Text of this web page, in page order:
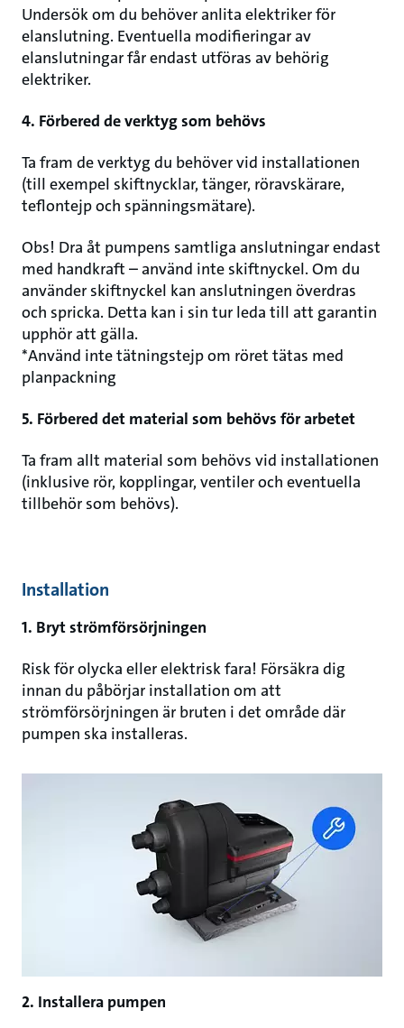
Undersök om du behöver anlita elektriker för
elanslutning. Eventuella modifieringar av
elanslutningar får endast utföras av behörig
elektriker.
4. Förbered de verktyg som behövs
Ta fram de verktyg du behöver vid installationen
(till exempel skiftnycklar, tänger, röravskärare,
teflontejp och spänningsmätare).
Obs! Dra åt pumpens samtliga anslutningar endast
med handkraft – använd inte skiftnyckel. Om du
använder skiftnyckel kan anslutningen överdras
och spricka. Detta kan i sin tur leda till att garantin
upphör att gälla.
*Använd inte tätningstejp om röret tätas med
planpackning
5. Förbered det material som behövs för arbetet
Ta fram allt material som behövs vid installationen
(inklusive rör, kopplingar, ventiler och eventuella
tillbehör som behövs).
Installation
1. Bryt strömförsörjningen
Risk för olycka eller elektrisk fara! Försäkra dig
innan du påbörjar installation om att
strömförsörjningen är bruten i det område där
pumpen ska installeras.
2. Installera pumpen